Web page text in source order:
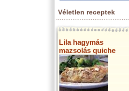
Véletlen receptek
Lila hagymás
mazsolás quiche